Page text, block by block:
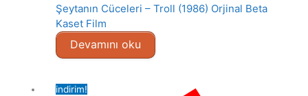
Şeytanın Cüceleri – Troll (1986) Orjinal Beta
Kaset Film
Devamını oku
indirim!